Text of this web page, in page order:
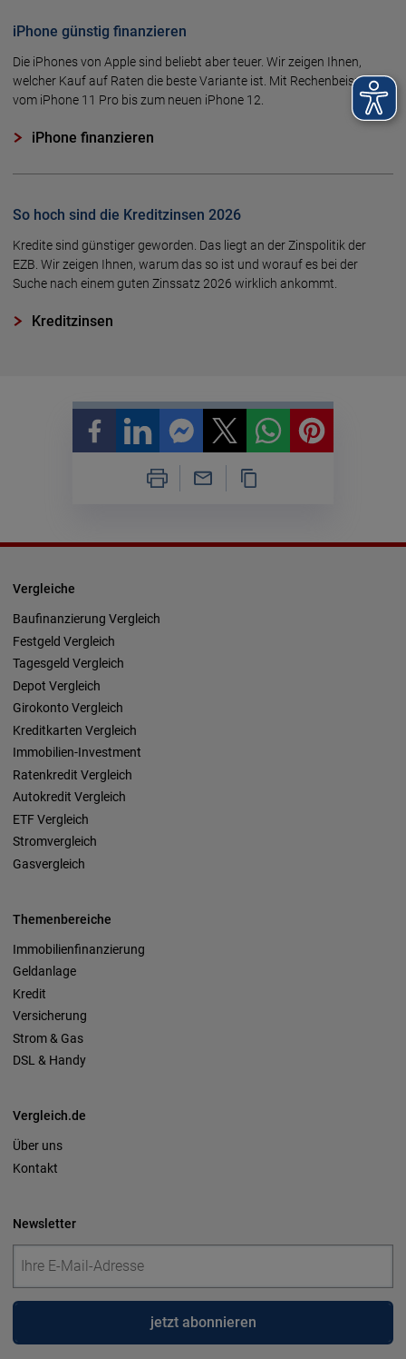
iPhone günstig finanzieren
Die iPhones von Apple sind beliebt aber teuer. Wir zeigen Ihnen,
welcher Kauf auf Raten die beste Variante ist. Mit Rechenbeispielen
vom iPhone 11 Pro bis zum neuen iPhone 12.
iPhone finanzieren
So hoch sind die Kreditzinsen 2026
Kredite sind günstiger geworden. Das liegt an der Zinspolitik der
EZB. Wir zeigen Ihnen, warum das so ist und worauf es bei der
Suche nach einem guten Zinssatz 2026 wirklich ankommt.
Kreditzinsen
Vergleiche
Baufinanzierung Vergleich
Festgeld Vergleich
Tagesgeld Vergleich
Depot Vergleich
Girokonto Vergleich
Kreditkarten Vergleich
Immobilien-Investment
Ratenkredit Vergleich
Autokredit Vergleich
ETF Vergleich
Stromvergleich
Gasvergleich
Themenbereiche
Immobilienfinanzierung
Geldanlage
Kredit
Versicherung
Strom & Gas
DSL & Handy
Vergleich.de
Über uns
Kontakt
Newsletter
jetzt abonnieren